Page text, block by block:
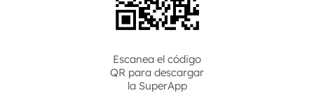
Escanea el código
QR para descargar
la SuperApp